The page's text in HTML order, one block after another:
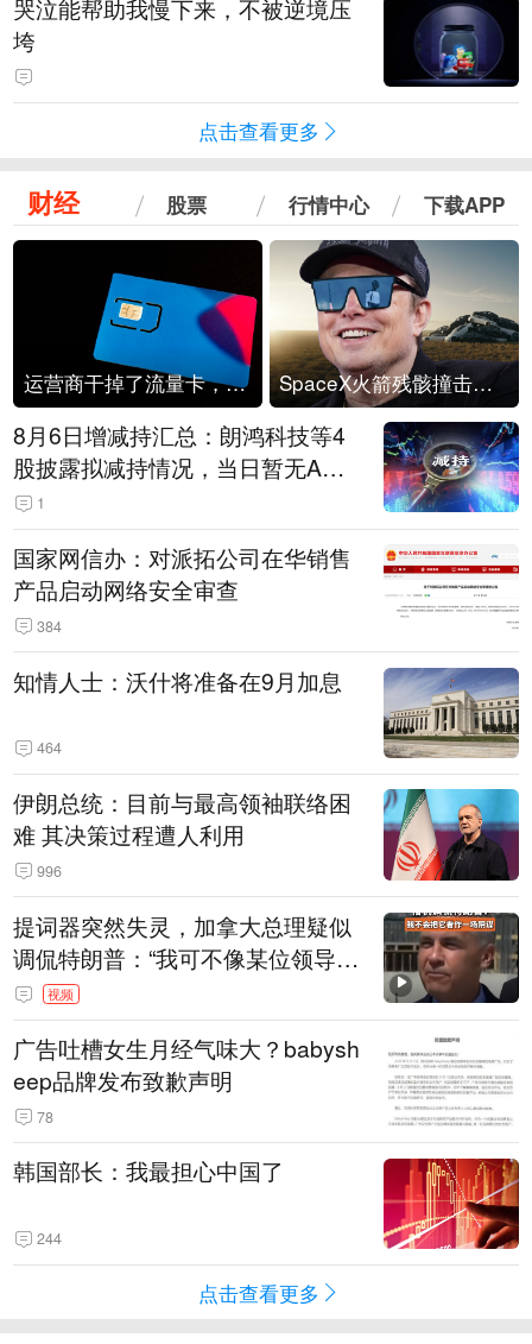
哭泣能帮助我慢下来，不被逆境压
垮
点击查看更多
财经 股票 行情中心 下载APP
运营商干掉了流量卡，他们真的玩不起了 SpaceX火箭残骸撞击月球
8月6日增减持汇总：朗鸿科技等4
股披露拟减持情况，当日暂无A股
公司披露拟增持情况（表）
1
国家网信办：对派拓公司在华销售
产品启动网络安全审查
384
知情人士：沃什将准备在9月加息
464
伊朗总统：目前与最高领袖联络困
难 其决策过程遭人利用
996
提词器突然失灵，加拿大总理疑似
调侃特朗普：“我可不像某位领导
人，把这当成一场阴谋”，全场哄笑
视频
广告吐槽女生月经气味大？babysh
eep品牌发布致歉声明
78
韩国部长：我最担心中国了
244
点击查看更多